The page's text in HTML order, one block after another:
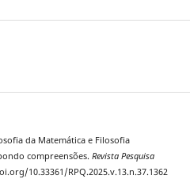
da Matemática e Filosofia
compreensões. Revista Pesquisa
10.33361/RPQ.2025.v.13.n.37.1362